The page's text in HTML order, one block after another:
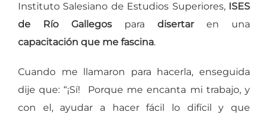
Instituto Salesiano de Estudios Superiores, ISES
de Río Gallegos para disertaren una
capacitación que me fascina.
Cuando me llamaron para hacerla, enseguida
dije que: “¡Sí! Porque me encanta mi trabajo, y
con el, ayudar a hacer fácil lo difícil y que